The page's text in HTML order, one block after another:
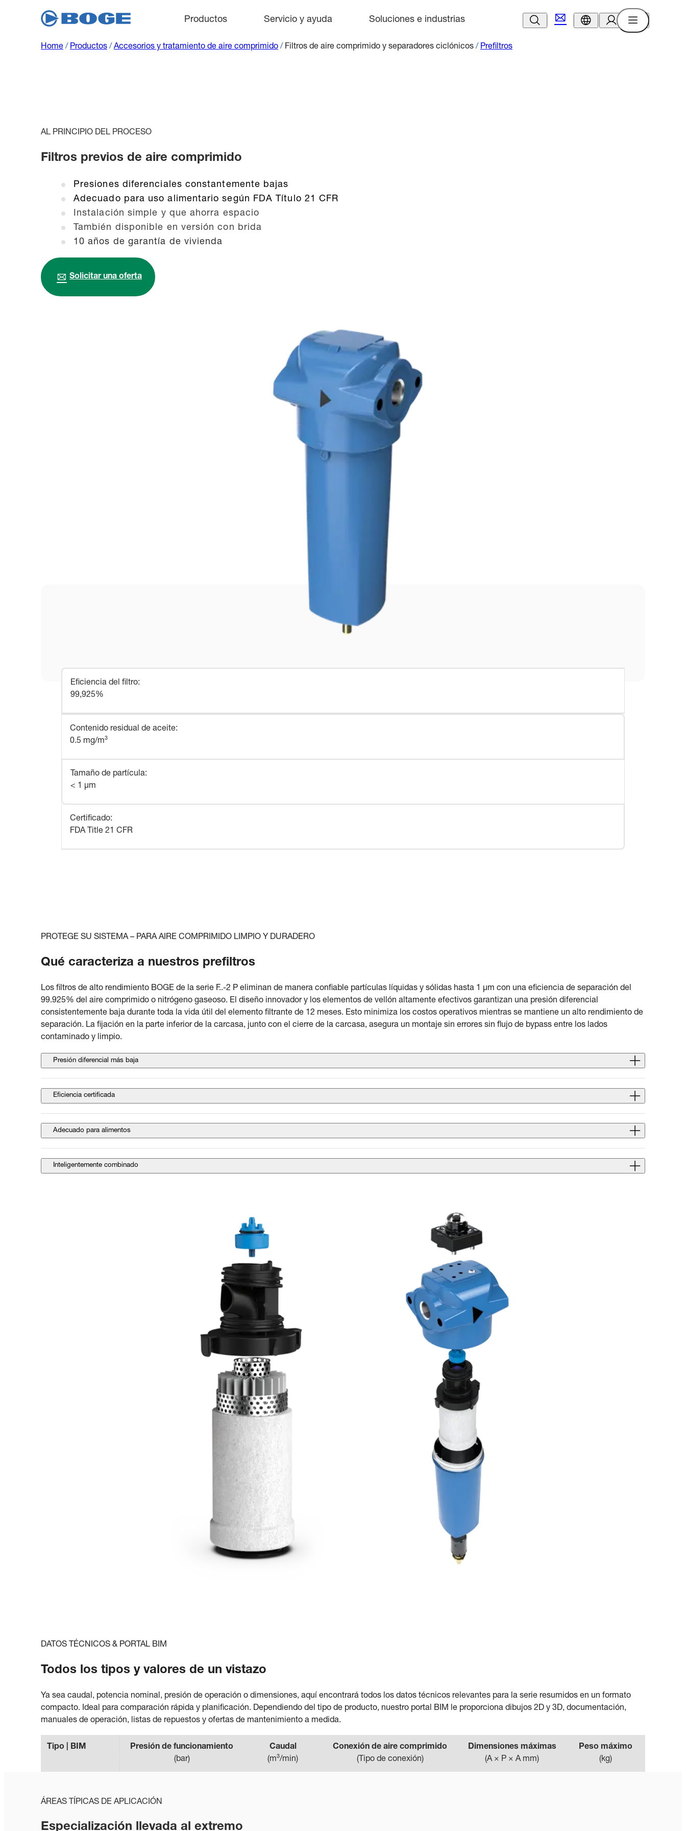
Productos Servicio y ayuda Soluciones e industrias
Home / Productos / Accesorios y tratamiento de aire comprimido / Filtros de aire comprimido y separadores ciclónicos / Prefiltros
AL PRINCIPIO DEL PROCESO
Filtros previos de aire comprimido
Presiones diferenciales constantemente bajas
Adecuado para uso alimentario según FDA Título 21 CFR
Instalación simple y que ahorra espacio
También disponible en versión con brida
10 años de garantía de vivienda
Solicitar una oferta
Eficiencia del filtro:
99,925%
Contenido residual de aceite:
0.5 mg/m³
Tamaño de partícula:
< 1 µm
Certificado:
FDA Title 21 CFR
PROTEGE SU SISTEMA – PARA AIRE COMPRIMIDO LIMPIO Y DURADERO
Qué caracteriza a nuestros prefiltros
Los filtros de alto rendimiento BOGE de la serie F..-2 P eliminan de manera confiable partículas líquidas y sólidas hasta 1 µm con una eficiencia de separación del
99.925% del aire comprimido o nitrógeno gaseoso. El diseño innovador y los elementos de vellón altamente efectivos garantizan una presión diferencial
consistentemente baja durante toda la vida útil del elemento filtrante de 12 meses. Esto minimiza los costos operativos mientras se mantiene un alto rendimiento de
separación. La fijación en la parte inferior de la carcasa, junto con el cierre de la carcasa, asegura un montaje sin errores sin flujo de bypass entre los lados
contaminado y limpio.
Presión diferencial más baja
Eficiencia certificada
Adecuado para alimentos
Inteligentemente combinado
DATOS TÉCNICOS & PORTAL BIM
Todos los tipos y valores de un vistazo
Ya sea caudal, potencia nominal, presión de operación o dimensiones, aquí encontrará todos los datos técnicos relevantes para la serie resumidos en un formato
compacto. Ideal para comparación rápida y planificación. Dependiendo del tipo de producto, nuestro portal BIM le proporciona dibujos 2D y 3D, documentación,
manuales de operación, listas de repuestos y ofertas de mantenimiento a medida.
Tipo | BIM
Presión de funcionamiento
(bar)
Caudal
(m³/min)
Conexión de aire comprimido
(Tipo de conexión)
Dimensiones máximas
(A × P × A mm)
Peso máximo
(kg)
ÁREAS TÍPICAS DE APLICACIÓN
Especialización llevada al extremo